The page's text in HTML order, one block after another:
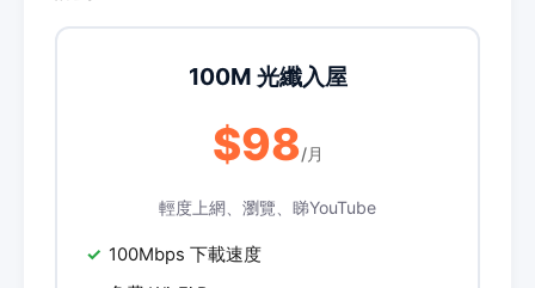
100M 光纖入屋
$98/月
輕度上網、瀏覽、睇YouTube
100Mbps 下載速度